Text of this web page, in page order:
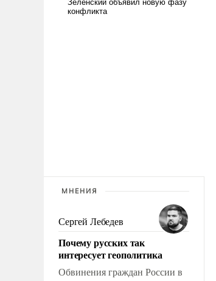
МНЕНИЯ
Сергей Лебедев
Почему русских так
интересует геополитика
Обвинения граждан России в